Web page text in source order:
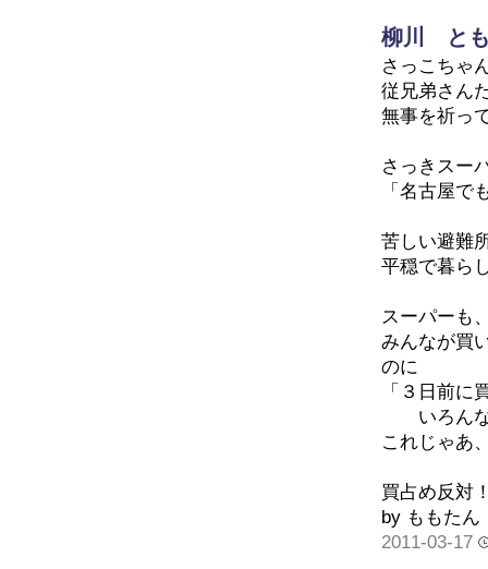
柳川 と
さっこちゃ
従兄弟さん
無事を祈っ
さっきスー
「名古屋
苦しい避難
平穏で暮ら
スーパーも
みんなが買
のに
「３日前
いろんな
これじゃあ
買占め反対
by ももたん
2011-03-17